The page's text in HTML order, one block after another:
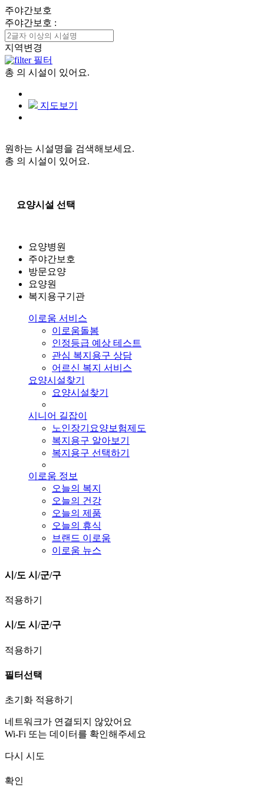
주야간보호
주야간보호 :
지역변경
필터
총 의 시설이 있어요.
지도보기
원하는 시설명을 검색해보세요.
총 의 시설이 있어요.
요양시설 선택
요양병원
주야간보호
방문요양
요양원
복지용구기관
이로움 서비스
이로움돌봄
인정등급 예상 테스트
관심 복지용구 상담
어르신 복지 서비스
요양시설찾기
요양시설찾기
시니어 길잡이
노인장기요양보험제도
복지용구 알아보기
복지용구 선택하기
이로움 정보
오늘의 복지
오늘의 건강
오늘의 제품
오늘의 휴식
브랜드 이로움
이로움 뉴스
시/도 시/군/구
적용하기
시/도 시/군/구
적용하기
필터선택
초기화 적용하기
네트워크가 연결되지 않았어요
Wi-Fi 또는 데이터를 확인해주세요
다시 시도
확인